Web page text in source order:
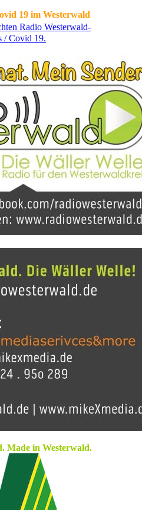
19 im Westerwald
Radio Westerwald-
/ Covid 19.
Made in Westerwald.